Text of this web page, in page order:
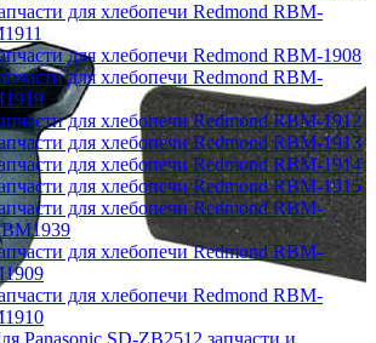
для хлебопечи Redmond RBM-
для хлебопечи Redmond RBM-1908
для хлебопечи Redmond RBM-
для хлебопечи Redmond RBM-1912
для хлебопечи Redmond RBM-1913
для хлебопечи Redmond RBM-1914
для хлебопечи Redmond RBM-1915
для хлебопечи Redmond RBM-
для хлебопечи Redmond RBM-
для хлебопечи Redmond RBM-
Panasonic SD-ZB2512 запчасти и